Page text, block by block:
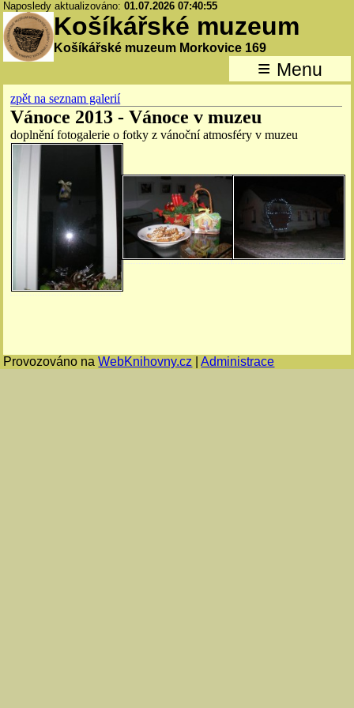
Naposledy aktualizováno:01.07.2026 07:40:55
Košíkářské muzeum
Košíkářské muzeum Morkovice 169
≡ Menu
zpět na seznam galerií
Vánoce 2013 - Vánoce v muzeu
doplnění fotogalerie o fotky z vánoční atmosféry v muzeu
Provozováno naWebKnihovny.cz |Administrace